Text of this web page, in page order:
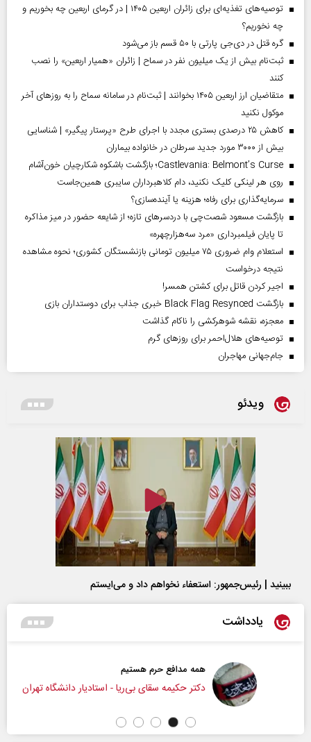
توصیه‌های تغذیه‌ای برای زائران اربعین ۱۴۰۵ | در گرمای اربعین چه بخوریم و
چه نخوریم؟
گره قتل در دی‌جی پارتی با ۵۰ قسم باز می‌شود
ثبت‌نام بیش از یک میلیون نفر در سماح | زائران «همیار اربعین» را نصب
کنند
متقاضیان ارز اربعین ۱۴۰۵ بخوانند | ثبت‌نام در سامانه سماح را به روز‌های آخر
موکول نکنید
کاهش ۲۵ درصدی بستری مجدد با اجرای طرح «پرستار پیگیر» | شناسایی
بیش از ۳۰۰۰ مورد جدید سرطان در خانواده بیماران
Castlevania: Belmont’s Curse؛ بازگشت باشکوه شکارچیان خون‌آشام
روی هر لینکی کلیک نکنید، دام کلاهبرداران سایبری همین‌جاست
سرمایه‌گذاری برای رفاه؛ هزینه یا آینده‌سازی؟
بازگشت مسعود شصت‌چی با دردسر‌های تازه؛ از شایعه حضور در میز مذاکره
تا پایان فیلمبرداری «مرد سه‌هزارچهره»
استعلام وام ضروری ۷۵ میلیون تومانی بازنشستگان کشوری؛ نحوه مشاهده
نتیجه درخواست
اجیر کردن قاتل برای کشتن همسر!
بازگشت Black Flag Resynced خبری جذاب برای دوستداران بازی
معجزه، نقشه شوهرکشی را ناکام گذاشت
توصیه‌های هلال‌احمر برای روز‌های گرم
جام‌جهانی مهاجران
ویدئو
ببینید | رئیس‌جمهور: استعفاء نخواهم داد و می‌ایستم
یادداشت
همه مدافع حرم هستیم
دکتر حکیمه سقای بی‌ریا - استادیار دانشگاه تهران